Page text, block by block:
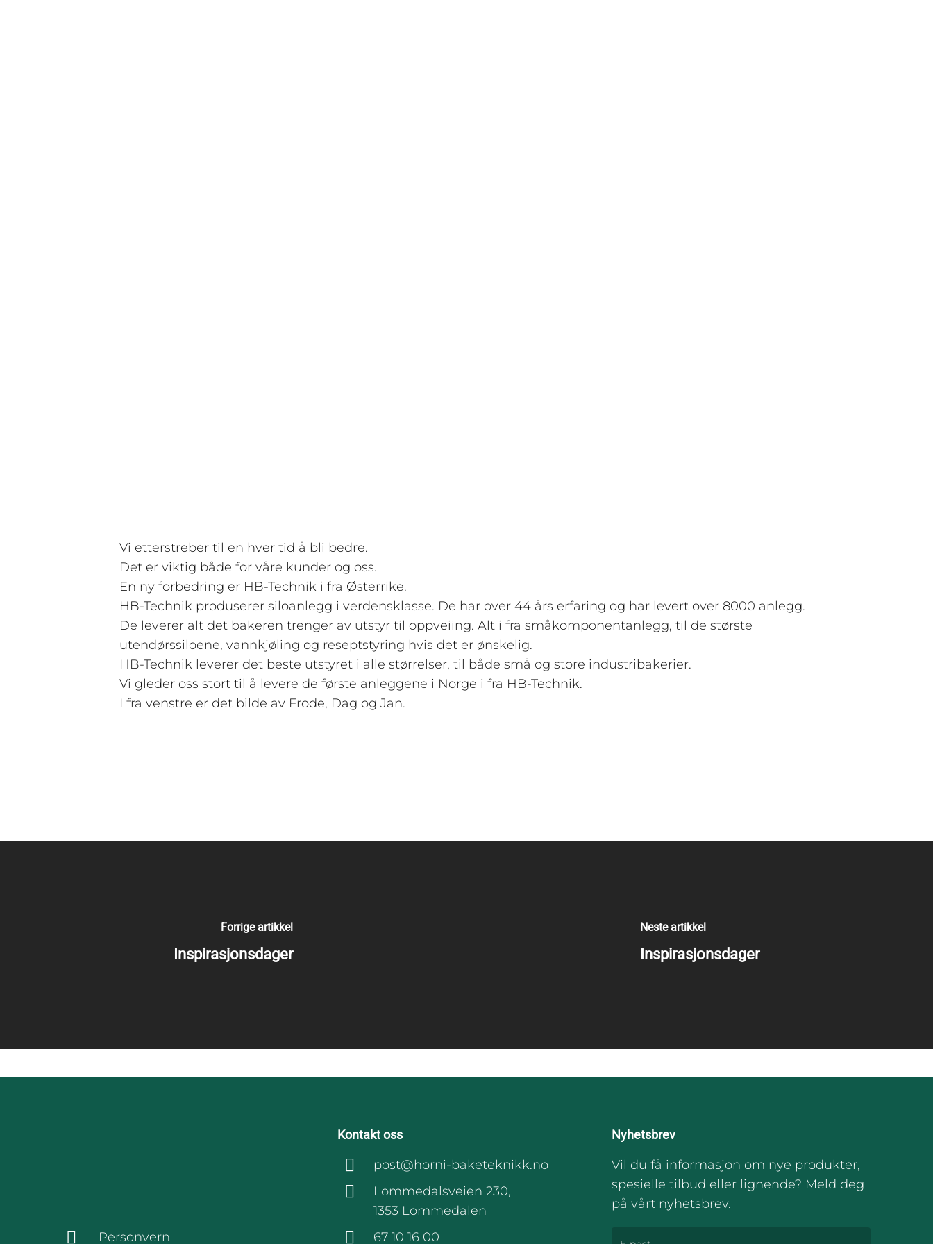
Vi etterstreber til en hver tid å bli bedre.
Det er viktig både for våre kunder og oss.
En ny forbedring er HB-Technik i fra Østerrike.
HB-Technik produserer siloanlegg i verdensklasse. De har over 44 års erfaring og har levert over 8000 anlegg.
De leverer alt det bakeren trenger av utstyr til oppveiing. Alt i fra småkomponentanlegg, til de største
utendørssiloene, vannkjøling og reseptstyring hvis det er ønskelig.
HB-Technik leverer det beste utstyret i alle størrelser, til både små og store industribakerier.
Vi gleder oss stort til å levere de første anleggene i Norge i fra HB-Technik.
I fra venstre er det bilde av Frode, Dag og Jan.
Forrige artikkel
Inspirasjonsdager
Neste artikkel
Inspirasjonsdager
Personvern
Kontakt oss
post@horni-baketeknikk.no
Lommedalsveien 230,
1353 Lommedalen
67 10 16 00
Nyhetsbrev
Vil du få informasjon om nye produkter,
spesielle tilbud eller lignende? Meld deg
på vårt nyhetsbrev.